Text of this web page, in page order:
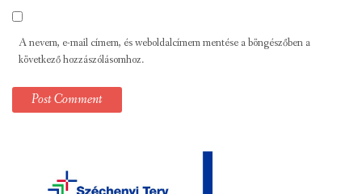
A nevem, e-mail címem, és weboldalcímem mentése a böngészőben a
következő hozzászólásomhoz.